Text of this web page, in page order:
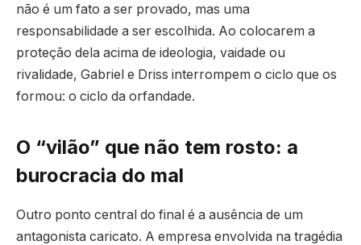
não é um fato a ser provado, mas uma
responsabilidade a ser escolhida. Ao colocarem a
proteção dela acima de ideologia, vaidade ou
rivalidade, Gabriel e Driss interrompem o ciclo que os
formou: o ciclo da orfandade.
O “vilão” que não tem rosto: a
burocracia do mal
Outro ponto central do final é a ausência de um
antagonista caricato. A empresa envolvida na tragédia